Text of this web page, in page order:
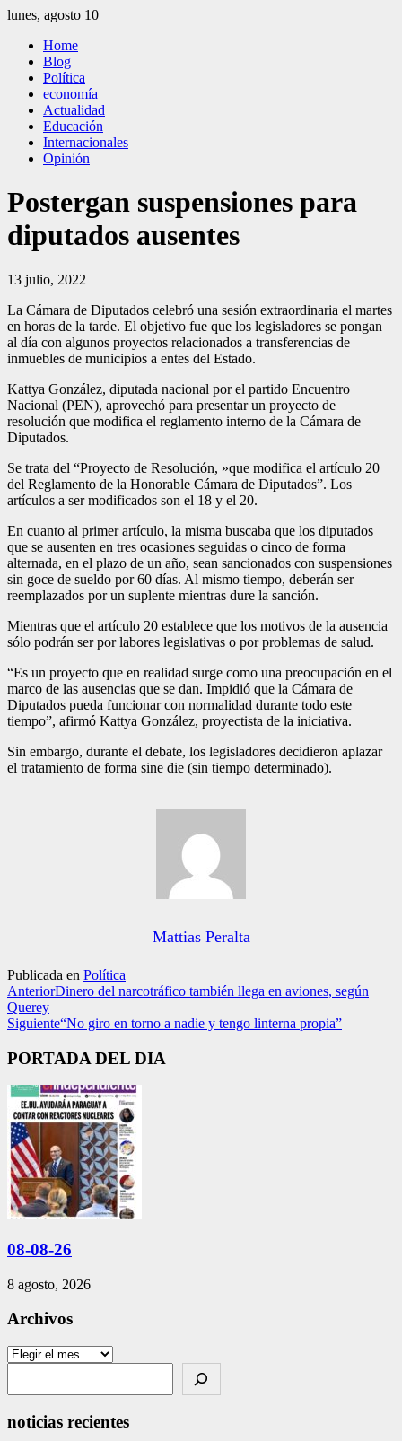
Saltar
contenido
lunes, agosto 10
El Independiente
El independiente Libre y Transparente
Home
Blog
Política
economía
Actualidad
Educación
Internacionales
Opinión
Postergan suspensiones para
diputados ausentes
13 julio, 2022
La Cámara de Diputados celebró una sesión extraordinaria el martes
en horas de la tarde. El objetivo fue que los legisladores se pongan
al día con algunos proyectos relacionados a transferencias de
inmuebles de municipios a entes del Estado.
Kattya González, diputada nacional por el partido Encuentro
Nacional (PEN), aprovechó para presentar un proyecto de
resolución que modifica el reglamento interno de la Cámara de
Diputados.
Se trata del “Proyecto de Resolución, »que modifica el artículo 20
del Reglamento de la Honorable Cámara de Diputados”. Los
artículos a ser modificados son el 18 y el 20.
En cuanto al primer artículo, la misma buscaba que los diputados
que se ausenten en tres ocasiones seguidas o cinco de forma
alternada, en el plazo de un año, sean sancionados con suspensiones
sin goce de sueldo por 60 días. Al mismo tiempo, deberán ser
reemplazados por un suplente mientras dure la sanción.
Mientras que el artículo 20 establece que los motivos de la ausencia
sólo podrán ser por labores legislativas o por problemas de salud.
“Es un proyecto que en realidad surge como una preocupación en el
marco de las ausencias que se dan. Impidió que la Cámara de
Diputados pueda funcionar con normalidad durante todo este
tiempo”, afirmó Kattya González, proyectista de la iniciativa.
Sin embargo, durante el debate, los legisladores decidieron aplazar
el tratamiento de forma sine die (sin tiempo determinado).
Mattias Peralta
Publicada en Política
AnteriorDinero del narcotráfico también llega en aviones, según
Querey
Siguiente“No giro en torno a nadie y tengo linterna propia”
PORTADA DEL DIA
08-08-26
8 agosto, 2026
Archivos
Archivos
noticias recientes